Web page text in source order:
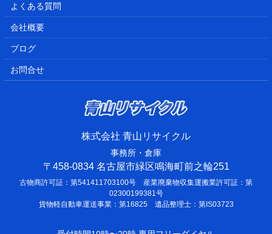
よくある質問
会社概要
ブログ
お問合せ
株式会社 青山リサイクル
事務所・倉庫
〒458-0834 名古屋市緑区鳴海町前之輪251
古物商許可証：第541411703100号 産業廃棄物収集運搬業許可証：第
02300199381号
貨物軽自動車運送事業：第16825 遺品整理士：第IS03723